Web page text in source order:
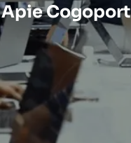
Apie Cogoport